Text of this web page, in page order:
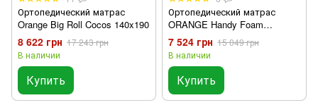
Ортопедический матрас
Orange Big Roll Cocos 140x190
8 622 грн 17 243 грн
В наличии
Купить
Ортопедический матрас
ORANGE Handy Foam
140X190
7 524 грн 15 049 грн
В наличии
Купить